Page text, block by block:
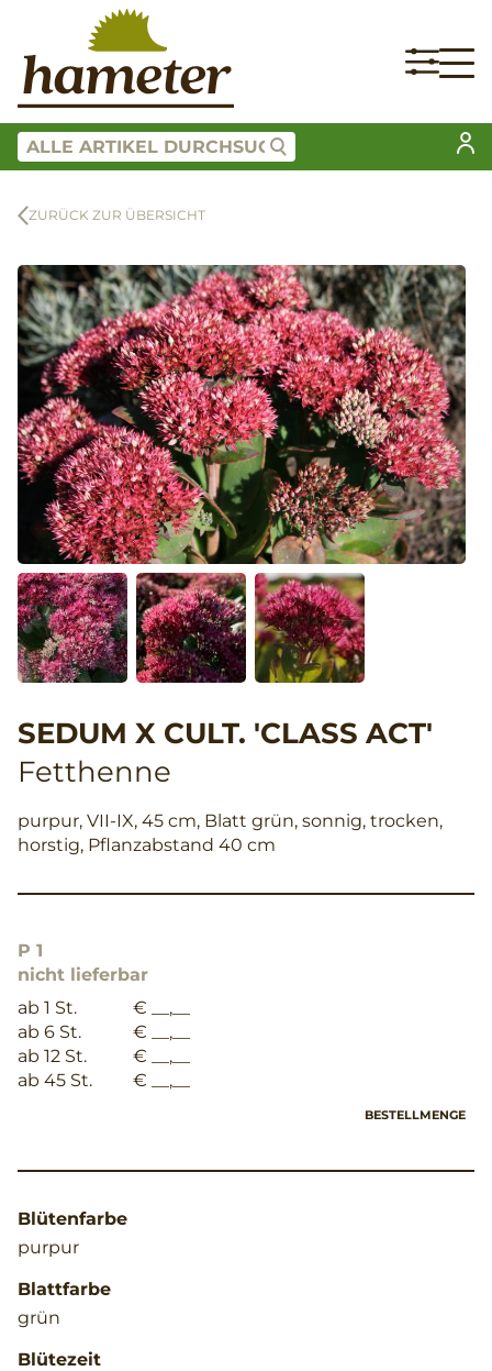
ZURÜCK ZUR ÜBERSICHT
SEDUM X CULT. 'CLASS ACT'
Fetthenne
purpur, VII-IX, 45 cm, Blatt grün, sonnig, trocken,
horstig, Pflanzabstand 40 cm
P 1
nicht lieferbar
ab 1 St.
€ __,__
ab 6 St.
€ __,__
ab 12 St.
€ __,__
ab 45 St.
€ __,__
BESTELLMENGE
Blütenfarbe
purpur
Blattfarbe
grün
Blütezeit